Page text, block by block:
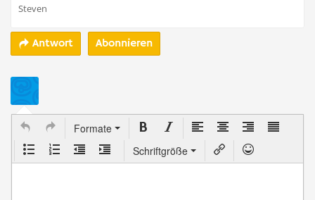
Steven
Antwort Abonnieren
Formate
Schriftgröße